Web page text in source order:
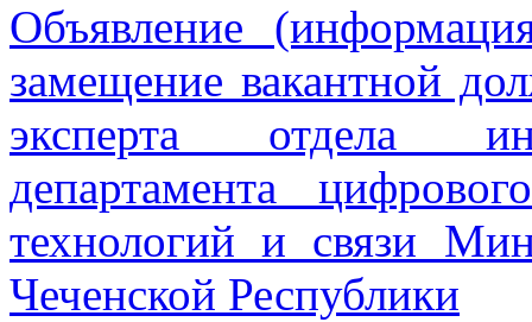
Объявление
замещение вакантной
эксперта отдела
департамента
технологий и связи
Чеченской Республики